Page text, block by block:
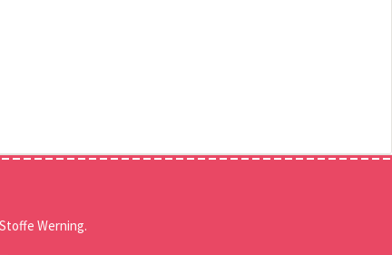
Werning.